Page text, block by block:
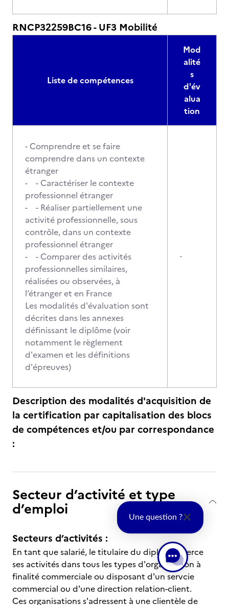
RNCP32259BC16 - UF3 Mobilité
Liste de compétences
Mod
alité
s
d'év
alua
tion
- Comprendre et se faire
comprendre dans un contexte
étranger
- - Caractériser le contexte
professionnel étranger
- - Réaliser partiellement une
activité professionnelle, sous
contrôle, dans un contexte
professionnel étranger
- - Comparer des activités
professionnelles similaires,
réalisées ou observées, à
l’étranger et en France
Les modalités d'évaluation sont
décrites dans les annexes
définissant le diplôme (voir
notamment le règlement
d'examen et les définitions
d'épreuves)
-
Description des modalités d'acquisition de
la certification par capitalisation des blocs
de compétences et/ou par correspondance
:
Secteur d’activité et type
d’emploi
Secteurs d’activités :
En tant que salarié, le titulaire du diplôme exerce
ses activités dans tous les types d'organisation à
finalité commerciale ou disposant d'un servcie
commercial ou d'une direction relation-client.
Ces organisations s'adressent à une clientèle de
Une question ?